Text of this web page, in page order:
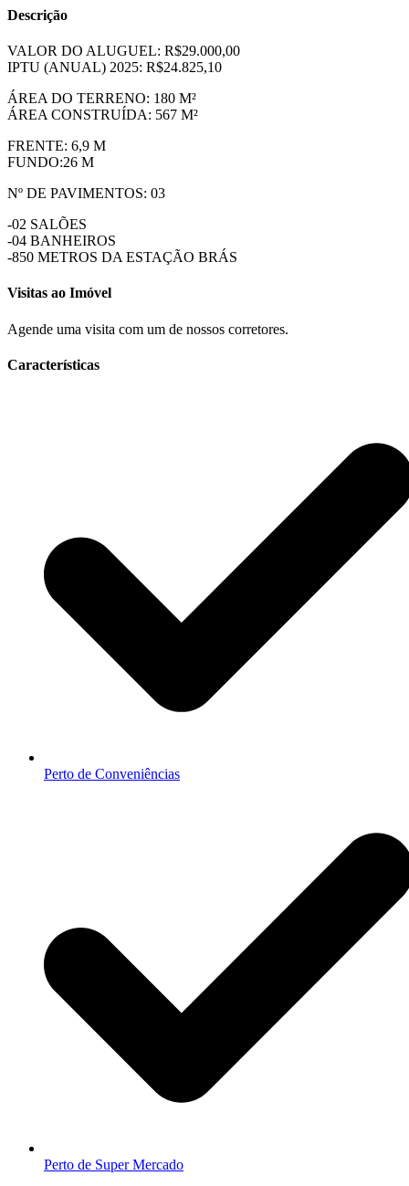
Descrição
VALOR DO ALUGUEL: R$29.000,00
IPTU (ANUAL) 2025: R$24.825,10
ÁREA DO TERRENO: 180 M²
ÁREA CONSTRUÍDA: 567 M²
FRENTE: 6,9 M
FUNDO:26 M
Nº DE PAVIMENTOS: 03
-02 SALÕES
-04 BANHEIROS
-850 METROS DA ESTAÇÃO BRÁS
Visitas ao Imóvel
Agende uma visita com um de nossos corretores.
Características
Perto de Conveniências
Perto de Super Mercado